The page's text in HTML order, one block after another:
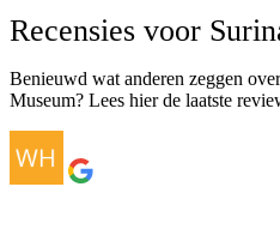
Recensies voor
Benieuwd wat anderen zeggen
Museum? Lees hier de laatste